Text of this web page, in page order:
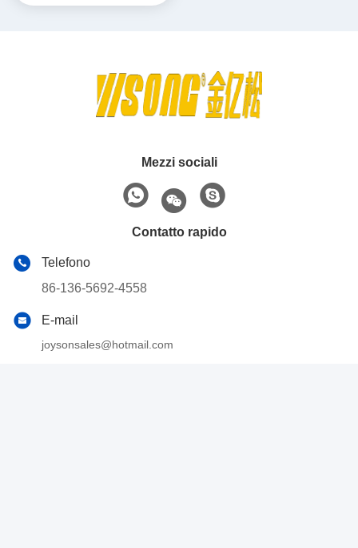
Mezzi sociali
Contatto rapido
Telefono
86-136-5692-4558
E-mail
joysonsales@hotmail.com